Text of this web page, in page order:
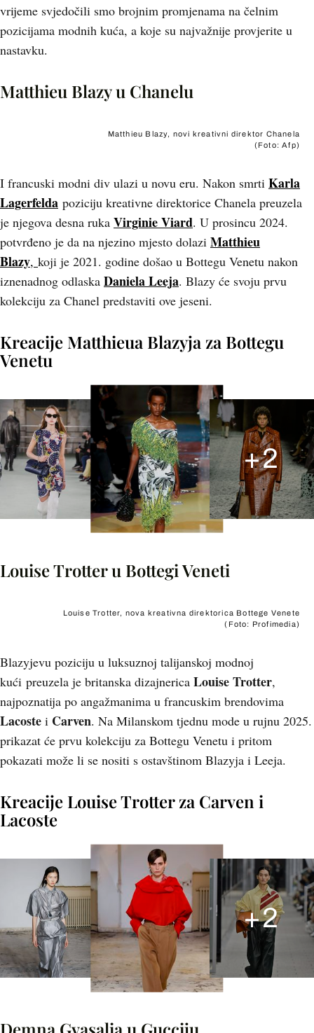
vrijeme svjedočili smo brojnim promjenama na čelnim
pozicijama modnih kuća, a koje su najvažnije provjerite u
nastavku.
Matthieu Blazy u Chanelu
Matthieu Blazy, novi kreativni direktor Chanela
(Foto: Afp)
I francuski modni div ulazi u novu eru. Nakon smrti Karla
Lagerfelda poziciju kreativne direktorice Chanela preuzela
je njegova desna ruka Virginie Viard. U prosincu 2024.
potvrđeno je da na njezino mjesto dolazi Matthieu
Blazy, koji je 2021. godine došao u Bottegu Venetu nakon
iznenadnog odlaska Daniela Leeja. Blazy će svoju prvu
kolekciju za Chanel predstaviti ove jeseni.
Kreacije Matthieua Blazyja za Bottegu
Venetu
+2
Louise Trotter u Bottegi Veneti
Louise Trotter, nova kreativna direktorica Bottege Venete
(Foto: Profimedia)
Blazyjevu poziciju u luksuznoj talijanskoj modnoj
kući preuzela je britanska dizajnerica Louise Trotter,
najpoznatija po angažmanima u francuskim brendovima
Lacoste i Carven. Na Milanskom tjednu mode u rujnu 2025.
prikazat će prvu kolekciju za Bottegu Venetu i pritom
pokazati može li se nositi s ostavštinom Blazyja i Leeja.
Kreacije Louise Trotter za Carven i
Lacoste
+2